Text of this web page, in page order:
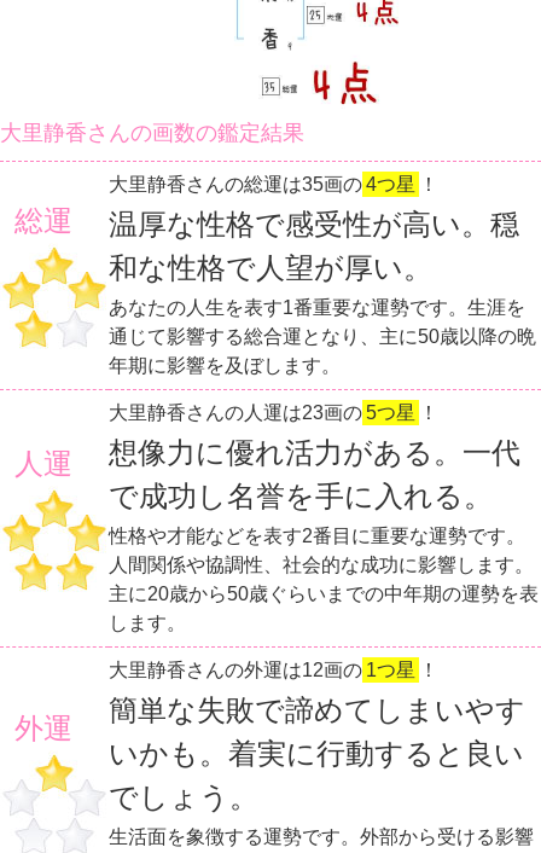
大里静香さんの画数の鑑定結果
総運
大里静香さんの総運は35画の4つ星 ！
温厚な性格で感受性が高い。穏
和な性格で人望が厚い。
あなたの人生を表す1番重要な運勢です。生涯を
通じて影響する総合運となり、主に50歳以降の晩
年期に影響を及ぼします。
人運
大里静香さんの人運は23画の5つ星 ！
想像力に優れ活力がある。一代
で成功し名誉を手に入れる。
性格や才能などを表す2番目に重要な運勢です。
人間関係や協調性、社会的な成功に影響します。
主に20歳から50歳ぐらいまでの中年期の運勢を表
します。
外運
大里静香さんの外運は12画の 1つ星 ！
簡単な失敗で諦めてしまいやす
いかも。着実に行動すると良い
でしょう。
生活面を象徴する運勢です。外部から受ける影響